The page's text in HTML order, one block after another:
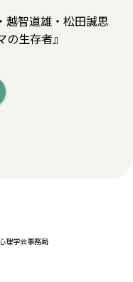
越智道雄・松田誠思
生存者』
理学会事務局